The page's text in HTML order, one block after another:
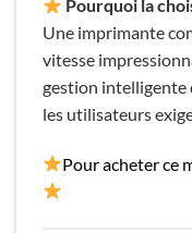
Pourquoi la
Une imprimante
vitesse
gestion intelligente
les utilisateurs
Pour acheter ce